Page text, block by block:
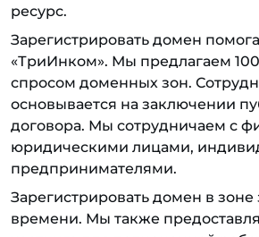
ресурс.
Зарегистрировать домен
«ТриИнком». Мы предлагаем
спросом доменных зон.
основывается на заключении
договора. Мы сотрудничаем с
юридическими лицами,
предпринимателями.
Зарегистрировать домен в
времени. Мы также